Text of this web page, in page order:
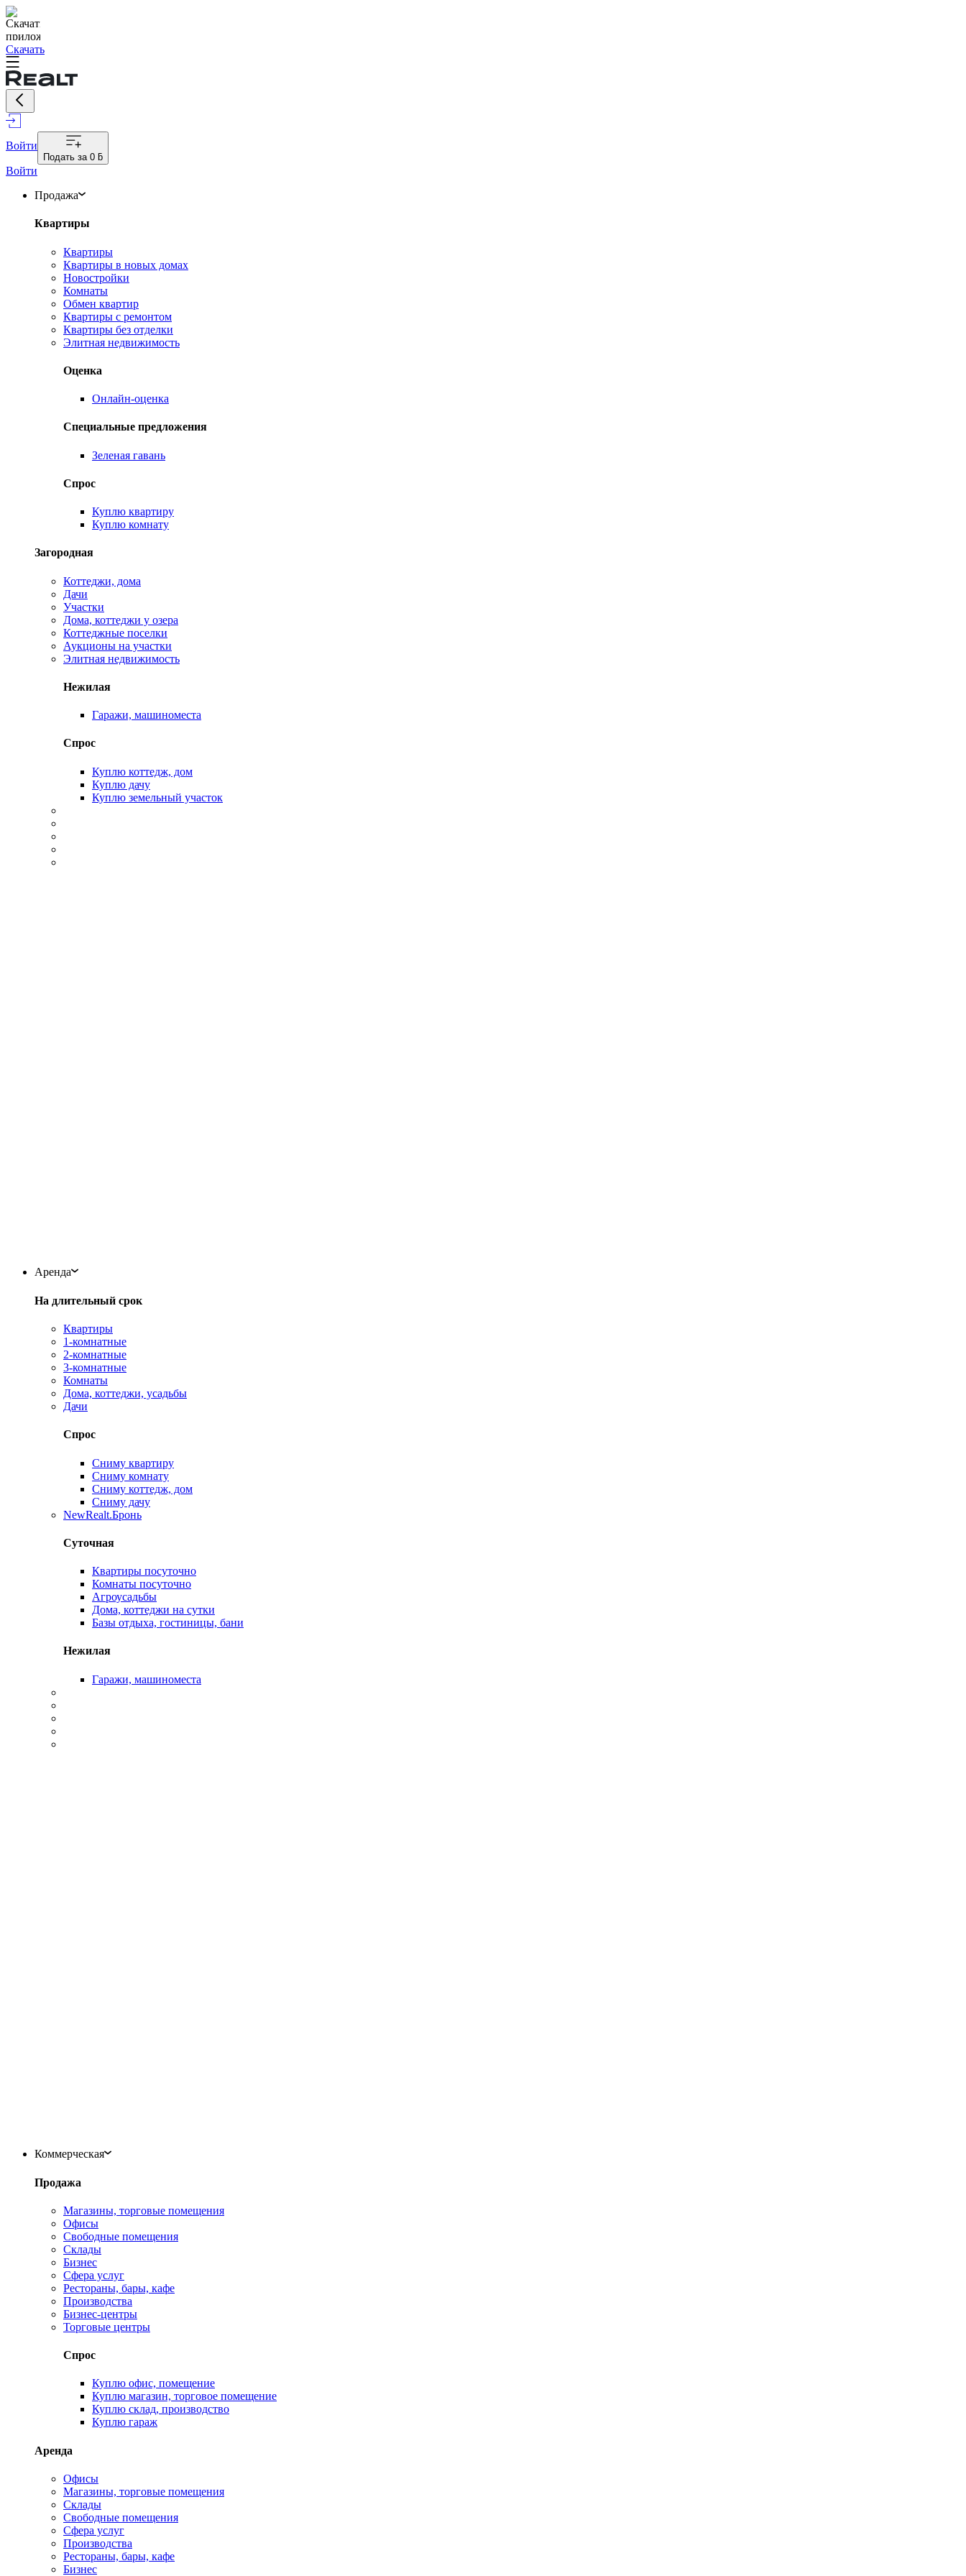
Скачать
Войти
Подать за 0 ƃ
Войти
Продажа
Квартиры
Квартиры
Квартиры в новых домах
Новостройки
Комнаты
Обмен квартир
Квартиры с ремонтом
Квартиры без отделки
Элитная недвижимость
Оценка
Онлайн-оценка
Специальные предложения
Зеленая гавань
Спрос
Куплю квартиру
Куплю комнату
Загородная
Коттеджи, дома
Дачи
Участки
Дома, коттеджи у озера
Коттеджные поселки
Аукционы на участки
Элитная недвижимость
Нежилая
Гаражи, машиноместа
Спрос
Куплю коттедж, дом
Куплю дачу
Куплю земельный участок
Аренда
На длительный срок
Квартиры
1-комнатные
2-комнатные
3-комнатные
Комнаты
Дома, коттеджи, усадьбы
Дачи
Спрос
Сниму квартиру
Сниму комнату
Сниму коттедж, дом
Сниму дачу
NewRealt.Бронь
Суточная
Квартиры посуточно
Комнаты посуточно
Агроусадьбы
Дома, коттеджи на сутки
Базы отдыха, гостиницы, бани
Нежилая
Гаражи, машиноместа
Коммерческая
Продажа
Магазины, торговые помещения
Офисы
Свободные помещения
Склады
Бизнес
Сфера услуг
Рестораны, бары, кафе
Производства
Бизнес-центры
Торговые центры
Спрос
Куплю офис, помещение
Куплю магазин, торговое помещение
Куплю склад, производство
Куплю гараж
Аренда
Офисы
Магазины, торговые помещения
Склады
Свободные помещения
Сфера услуг
Производства
Рестораны, бары, кафе
Бизнес